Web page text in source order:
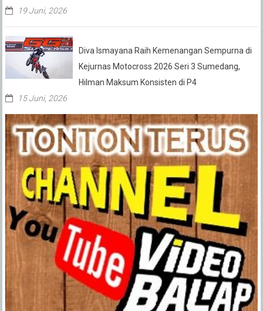
19 Juni, 2026
Diva Ismayana Raih Kemenangan Sempurna di
Kejurnas Motocross 2026 Seri 3 Sumedang,
Hilman Maksum Konsisten di P4
15 Juni, 2026